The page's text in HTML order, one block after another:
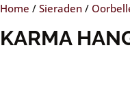
Home /Sieraden /
KARMA